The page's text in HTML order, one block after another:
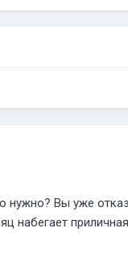
нужно? Вы уже